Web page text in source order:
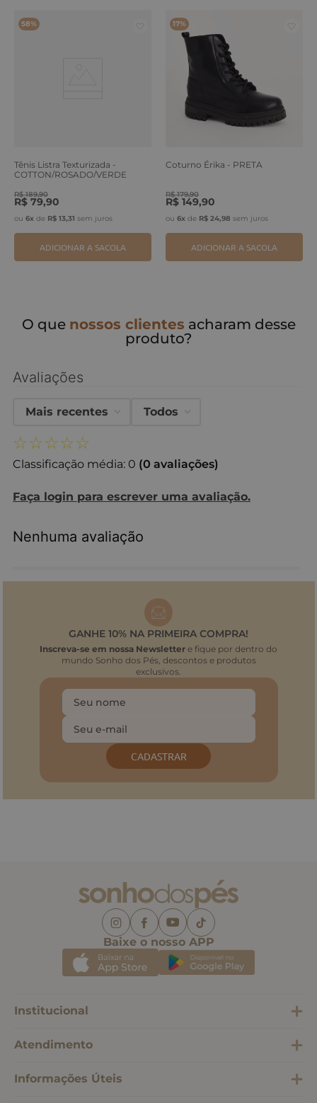
58%
Tênis Listra Texturizada -
COTTON/ROSADO/VERDE
R$ 189,90
R$ 79,90
ou 6x de R$ 13,31 sem juros
ADICIONAR A SACOLA
17%
Coturno Érika - PRETA
R$ 179,90
R$ 149,90
ou 6x de R$ 24,98 sem juros
ADICIONAR A SACOLA
O que nossos clientes acharam desse
produto?
Avaliações
☆☆☆☆☆
Classificação média: 0 (0 avaliações)
Faça login para escrever uma avaliação.
Mais recentes Todos
Nenhuma avaliação
GANHE 10% NA PRIMEIRA COMPRA!
Inscreva-se em nossa Newsletter e fique por dentro do
mundo Sonho dos Pés, descontos e produtos
exclusivos.
CADASTRAR
Baixe o nosso APP
Institucional
Atendimento
Informações Úteis